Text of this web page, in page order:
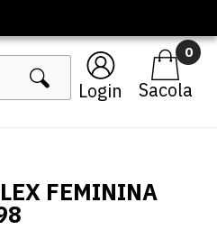
Login
0
FEMININA